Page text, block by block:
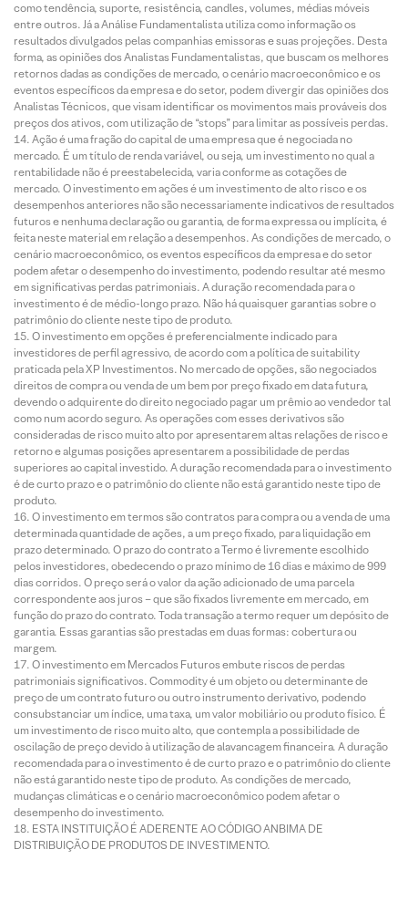
como tendência, suporte, resistência, candles, volumes, médias móveis
entre outros. Já a Análise Fundamentalista utiliza como informação os
resultados divulgados pelas companhias emissoras e suas projeções. Desta
forma, as opiniões dos Analistas Fundamentalistas, que buscam os melhores
retornos dadas as condições de mercado, o cenário macroeconômico e os
eventos específicos da empresa e do setor, podem divergir das opiniões dos
Analistas Técnicos, que visam identificar os movimentos mais prováveis dos
preços dos ativos, com utilização de “stops” para limitar as possíveis perdas.
Ação é uma fração do capital de uma empresa que é negociada no
mercado. É um título de renda variável, ou seja, um investimento no qual a
rentabilidade não é preestabelecida, varia conforme as cotações de
mercado. O investimento em ações é um investimento de alto risco e os
desempenhos anteriores não são necessariamente indicativos de resultados
futuros e nenhuma declaração ou garantia, de forma expressa ou implícita, é
feita neste material em relação a desempenhos. As condições de mercado, o
cenário macroeconômico, os eventos específicos da empresa e do setor
podem afetar o desempenho do investimento, podendo resultar até mesmo
em significativas perdas patrimoniais. A duração recomendada para o
investimento é de médio-longo prazo. Não há quaisquer garantias sobre o
patrimônio do cliente neste tipo de produto.
O investimento em opções é preferencialmente indicado para
investidores de perfil agressivo, de acordo com a política de suitability
praticada pela XP Investimentos. No mercado de opções, são negociados
direitos de compra ou venda de um bem por preço fixado em data futura,
devendo o adquirente do direito negociado pagar um prêmio ao vendedor tal
como num acordo seguro. As operações com esses derivativos são
consideradas de risco muito alto por apresentarem altas relações de risco e
retorno e algumas posições apresentarem a possibilidade de perdas
superiores ao capital investido. A duração recomendada para o investimento
é de curto prazo e o patrimônio do cliente não está garantido neste tipo de
produto.
O investimento em termos são contratos para compra ou a venda de uma
determinada quantidade de ações, a um preço fixado, para liquidação em
prazo determinado. O prazo do contrato a Termo é livremente escolhido
pelos investidores, obedecendo o prazo mínimo de 16 dias e máximo de 999
dias corridos. O preço será o valor da ação adicionado de uma parcela
correspondente aos juros – que são fixados livremente em mercado, em
função do prazo do contrato. Toda transação a termo requer um depósito de
garantia. Essas garantias são prestadas em duas formas: cobertura ou
margem.
O investimento em Mercados Futuros embute riscos de perdas
patrimoniais significativos. Commodity é um objeto ou determinante de
preço de um contrato futuro ou outro instrumento derivativo, podendo
consubstanciar um índice, uma taxa, um valor mobiliário ou produto físico. É
um investimento de risco muito alto, que contempla a possibilidade de
oscilação de preço devido à utilização de alavancagem financeira. A duração
recomendada para o investimento é de curto prazo e o patrimônio do cliente
não está garantido neste tipo de produto. As condições de mercado,
mudanças climáticas e o cenário macroeconômico podem afetar o
desempenho do investimento.
ESTA INSTITUIÇÃO É ADERENTE AO CÓDIGO ANBIMA DE
DISTRIBUIÇÃO DE PRODUTOS DE INVESTIMENTO.